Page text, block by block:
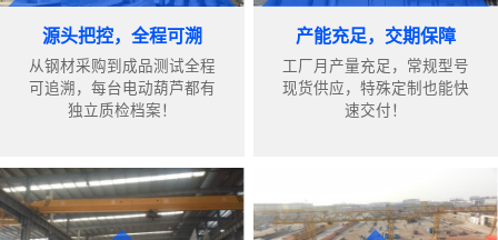
源头把控，全程可溯
从钢材采购到成品测试全程
可追溯，每台电动葫芦都有
独立质检档案！
产能充足，交期保障
工厂月产量充足，常规型号
现货供应，特殊定制也能快
速交付！